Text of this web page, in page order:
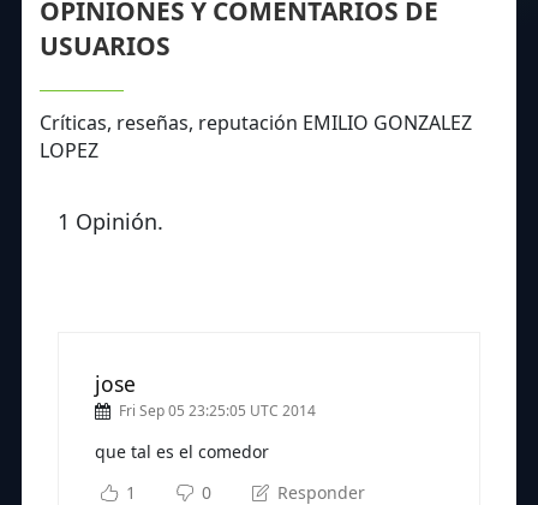
OPINIONES Y COMENTARIOS DE
USUARIOS
Críticas, reseñas, reputación EMILIO GONZALEZ
LOPEZ
1 Opinión.
jose
Fri Sep 05 23:25:05 UTC 2014
que tal es el comedor
1
0 Responder